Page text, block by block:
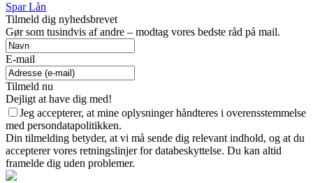
Spar Lån
Tilmeld dig nyhedsbrevet
Gør som tusindvis af andre – modtag vores bedste råd på mail.
E-mail
Tilmeld nu
Dejligt at have dig med!
Jeg accepterer, at mine oplysninger håndteres i overensstemmelse
med persondatapolitikken.
Din tilmelding betyder, at vi må sende dig relevant indhold, og at du
accepterer vores retningslinjer for databeskyttelse. Du kan altid
framelde dig uden problemer.